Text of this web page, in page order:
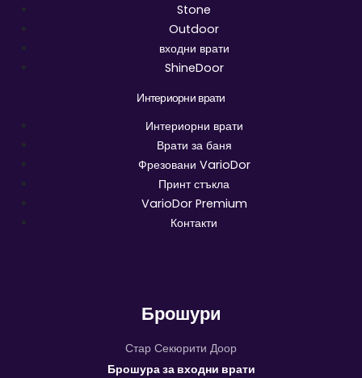
Stone
Outdoor
входни врати
ShineDoor
Интериорни врати
Интериорни врати
Врати за баня
Фрезовани VarioDor
Принт стъкла
VarioDor Premium
Контакти
Брошури
Стар Секюрити Доор
Брошура за входни врати